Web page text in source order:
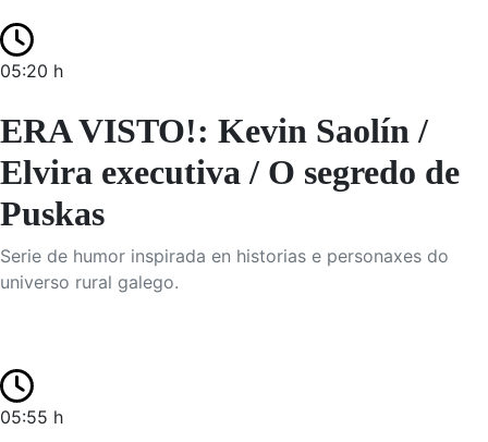
05:20 h
ERA VISTO!: Kevin Saolín /
Elvira executiva / O segredo de
Puskas
Serie de humor inspirada en historias e personaxes do
universo rural galego.
05:55 h